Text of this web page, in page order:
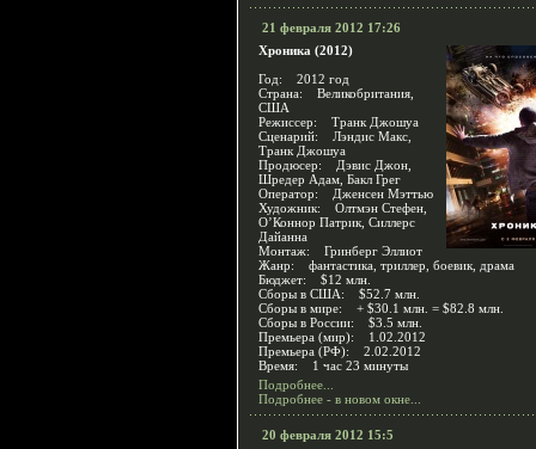
21 февраля 2012 17:26
Хроника (2012)
Год: 2012 год
Страна: Великобритания,
США
Режиссер: Транк Джошуа
Сценарий: Лэндис Макс,
Транк Джошуа
Продюсер: Дэвис Джон,
Шредер Адам, Бакл Грег
Оператор: Дженсен Мэттью
Художник: Олтмэн Стефен,
О’Коннор Патрик, Силлерс
Дайанна
Монтаж: Гринберг Эллиот
Жанр: фантастика, триллер, боевик, драма
Бюджет: $12 млн.
Сборы в США: $52.7 млн.
Сборы в мире: + $30.1 млн. = $82.8 млн.
Сборы в России: $3.5 млн.
Премьера (мир): 1.02.2012
Премьера (РФ): 2.02.2012
Время: 1 час 23 минуты
Подробнее...
Подробнее - в новом окне...
20 февраля 2012 15:5